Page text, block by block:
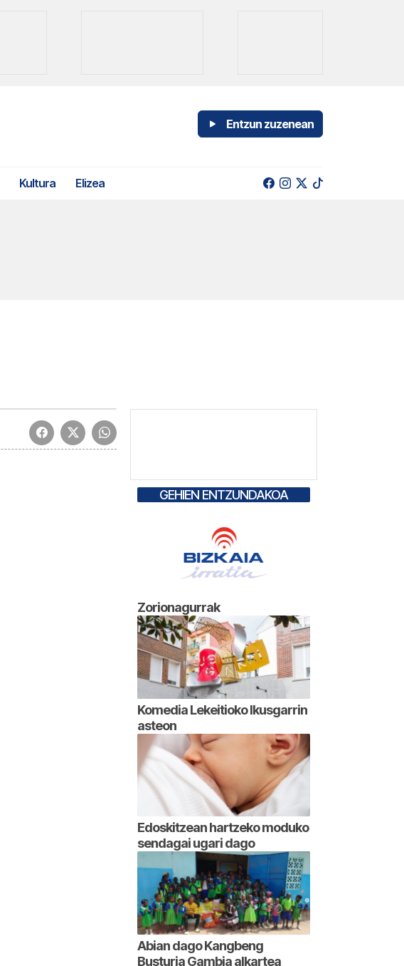
Entzun zuzenean
Kultura Elizea
GEHIEN ENTZUNDAKOA
Zorionagurrak
Komedia Lekeitioko Ikusgarrin
asteon
Edoskitzean hartzeko moduko
sendagai ugari dago
Abian dago Kangbeng
Busturia Gambia alkartea